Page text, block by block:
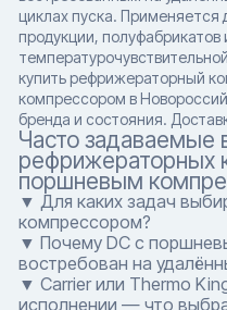
циклах пуска.
продукции, полуфабрикатов
купить рефрижераторный
компрессором в
бренда и состояния.
Часто задаваемые
рефрижераторных
поршневым
▼ Для каких задач
компрессором?
▼ Почему DC с
востребован на
▼ Carrier или Thermo
исполнении — что